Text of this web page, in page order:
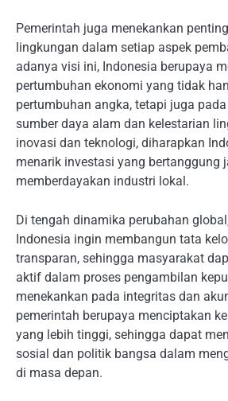
Pemerintah juga menekankan
lingkungan dalam setiap aspek
adanya visi ini, Indonesia berupaya
pertumbuhan ekonomi yang tidak
pertumbuhan angka, tetapi juga
sumber daya alam dan kelestarian
inovasi dan teknologi, diharapkan
menarik investasi yang bertanggung
memberdayakan industri lokal.
Di tengah dinamika perubahan
Indonesia ingin membangun tata
transparan, sehingga masyarakat
aktif dalam proses pengambilan
menekankan pada integritas dan
pemerintah berupaya menciptakan
yang lebih tinggi, sehingga dapat
sosial dan politik bangsa dalam
di masa depan.